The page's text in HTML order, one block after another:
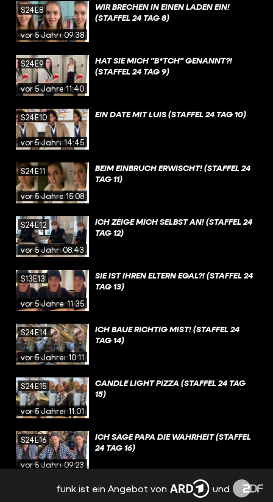
vor 5 Jahren09:38
S24E8
WIR BRECHEN IN EINEN LADEN EIN!
(STAFFEL 24 TAG 8)
vor 5 Jahren11:40
S24E9
HAT SIE MICH "B*TCH" GENANNT?!
(STAFFEL 24 TAG 9)
vor 5 Jahren14:45
S24E10 EIN DATE MIT LUIS (STAFFEL 24 TAG 10)
vor 5 Jahren15:08
S24E11
BEIM EINBRUCH ERWISCHT! (STAFFEL 24
TAG 11)
vor 5 Jahren08:43
S24E12
ICH ZEIGE MICH SELBST AN! (STAFFEL 24
TAG 12)
vor 5 Jahren11:35
S13E13
SIE IST IHREN ELTERN EGAL?! (STAFFEL 24
TAG 13)
vor 5 Jahren10:11
S24E14
ICH BAUE RICHTIG MIST! (STAFFEL 24
TAG 14)
vor 5 Jahren11:01
S24E15
CANDLE LIGHT PIZZA (STAFFEL 24 TAG
15)
vor 5 Jahren09:23
S24E16
ICH SAGE PAPA DIE WAHRHEIT (STAFFEL
24 TAG 16)
funk ist ein Angebot von und